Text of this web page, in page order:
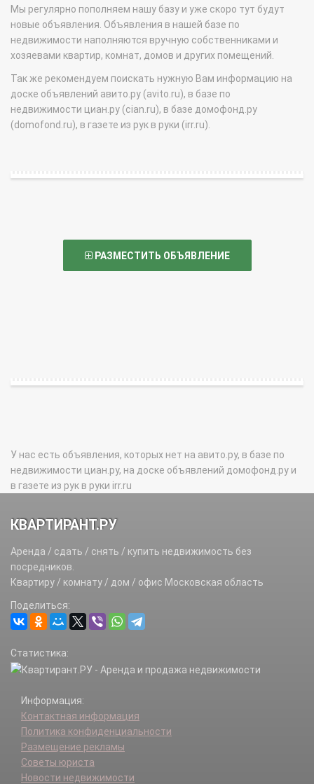
Мы регулярно пополняем нашу базу и уже скоро тут будут
новые объявления. Объявления в нашей базе по
недвижимости наполняются вручную собственниками и
хозяевами квартир, комнат, домов и других помещений.
Так же рекомендуем поискать нужную Вам информацию на
доске объявлений авито.ру (avito.ru), в базе по
недвижимости циан.ру (cian.ru), в базе домофонд.ру
(domofond.ru), в газете из рук в руки (irr.ru).
РАЗМЕСТИТЬ ОБЪЯВЛЕНИЕ
У нас есть объявления, которых нет на авито.ру, в базе по
недвижимости циан.ру, на доске объявлений домофонд.ру и
в газете из рук в руки irr.ru
КВАРТИРАНТ.РУ
Аренда / сдать / снять / купить недвижимость без
посредников.
Квартиру / комнату / дом / офис Московская область
Поделиться:
Статистика:
Информация:
Контактная информация
Политика конфиденциальности
Размещение рекламы
Советы юриста
Новости недвижимости